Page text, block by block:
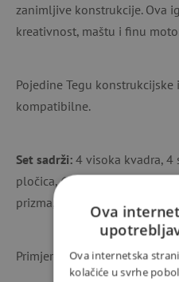
zanimljive konstrukcije. Ova
kreativnost, maštu i finu
Pojedine Tegu
kompatibilne.
Set sadrži: 4 visoka kvadra, 4
pločica, 6 dugih pločica, 6
prizma, 4 trapezna prizma i 4
Primjereno za djecu od 1
Ova
Ova internetska
kolačiće u svrhe